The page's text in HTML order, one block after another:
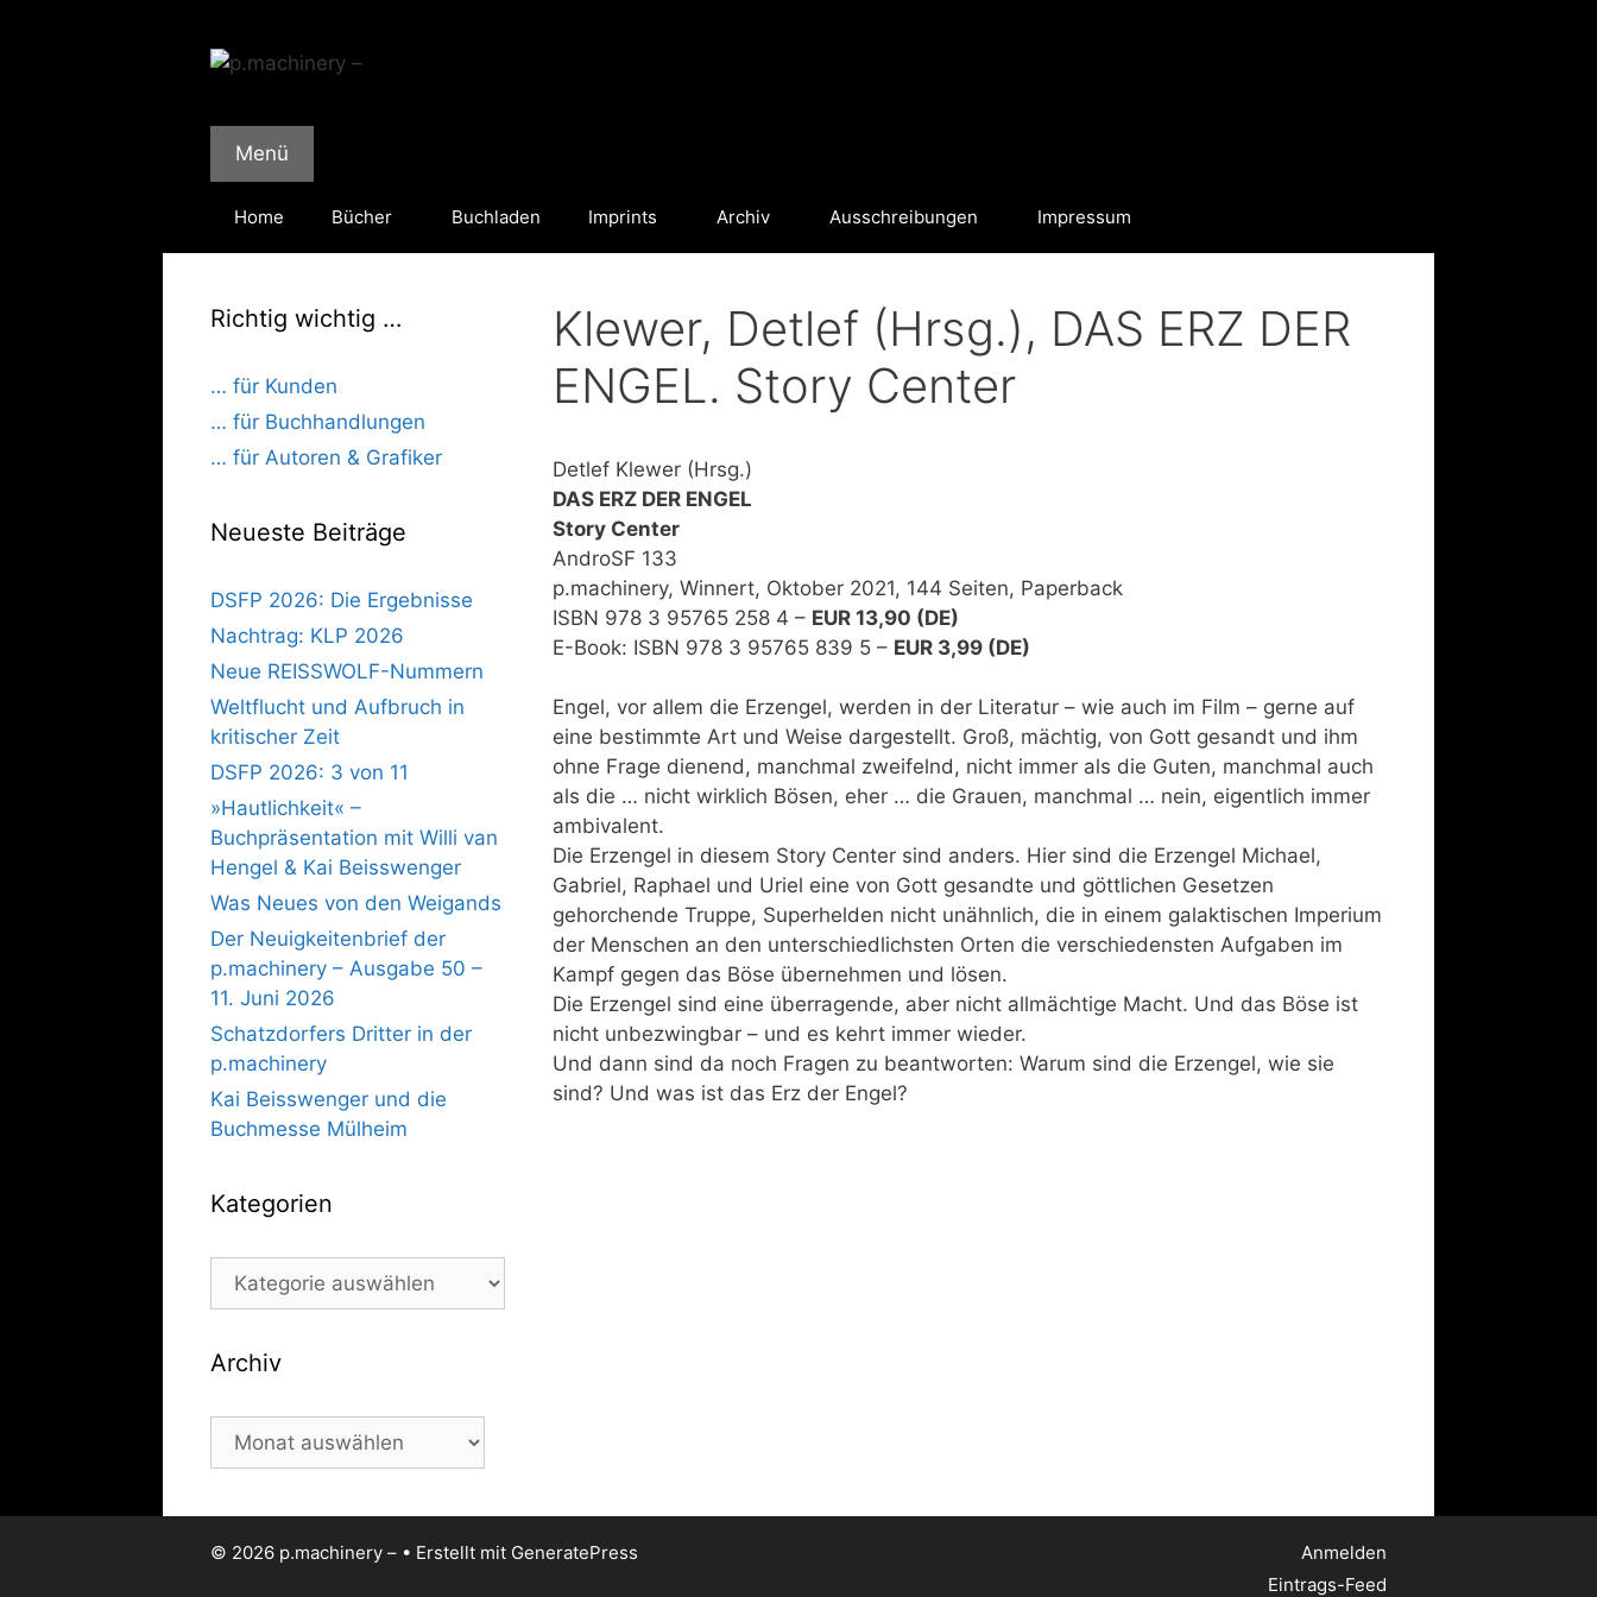
Menü
Home Bücher Buchladen Imprints Archiv Ausschreibungen Impressum
Klewer, Detlef (Hrsg.), DAS ERZ DER
ENGEL. Story Center
Detlef Klewer (Hrsg.)
DAS ERZ DER ENGEL
Story Center
AndroSF 133
p.machinery, Winnert, Oktober 2021, 144 Seiten, Paperback
ISBN 978 3 95765 258 4 – EUR 13,90 (DE)
E-Book: ISBN 978 3 95765 839 5 – EUR 3,99 (DE)
Engel, vor allem die Erzengel, werden in der Literatur – wie auch im Film – gerne auf
eine bestimmte Art und Weise dargestellt. Groß, mächtig, von Gott gesandt und ihm
ohne Frage dienend, manchmal zweifelnd, nicht immer als die Guten, manchmal auch
als die … nicht wirklich Bösen, eher … die Grauen, manchmal … nein, eigentlich immer
ambivalent.
Die Erzengel in diesem Story Center sind anders. Hier sind die Erzengel Michael,
Gabriel, Raphael und Uriel eine von Gott gesandte und göttlichen Gesetzen
gehorchende Truppe, Superhelden nicht unähnlich, die in einem galaktischen Imperium
der Menschen an den unterschiedlichsten Orten die verschiedensten Aufgaben im
Kampf gegen das Böse übernehmen und lösen.
Die Erzengel sind eine überragende, aber nicht allmächtige Macht. Und das Böse ist
nicht unbezwingbar – und es kehrt immer wieder.
Und dann sind da noch Fragen zu beantworten: Warum sind die Erzengel, wie sie
sind? Und was ist das Erz der Engel?
Richtig wichtig …
… für Kunden
… für Buchhandlungen
… für Autoren & Grafiker
Neueste Beiträge
DSFP 2026: Die Ergebnisse
Nachtrag: KLP 2026
Neue REISSWOLF-Nummern
Weltflucht und Aufbruch in
kritischer Zeit
DSFP 2026: 3 von 11
»Hautlichkeit« –
Buchpräsentation mit Willi van
Hengel & Kai Beisswenger
Was Neues von den Weigands
Der Neuigkeitenbrief der
p.machinery – Ausgabe 50 –
11. Juni 2026
Schatzdorfers Dritter in der
p.machinery
Kai Beisswenger und die
Buchmesse Mülheim
Kategorien
Kategorien
Archiv
Archiv
Anmelden
Eintrags-Feed
© 2026 p.machinery – • Erstellt mit GeneratePress